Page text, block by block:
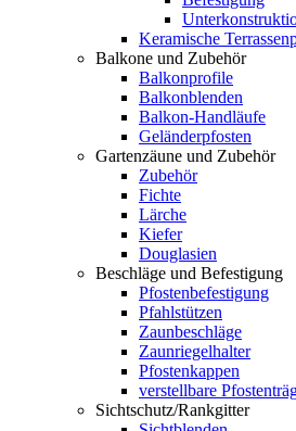
Keramische
Balkone und Zubehör
Balkonprofile
Balkonblenden
Balkon-Handläufe
Geländerpfosten
Gartenzäune und Zubehör
Zubehör
Fichte
Lärche
Kiefer
Douglasien
Beschläge und Befestigung
Pfostenbefestigung
Pfahlstützen
Zaunbeschläge
Zaunriegelhalter
Pfostenkappen
verstellbare
Sichtschutz/Rankgitter